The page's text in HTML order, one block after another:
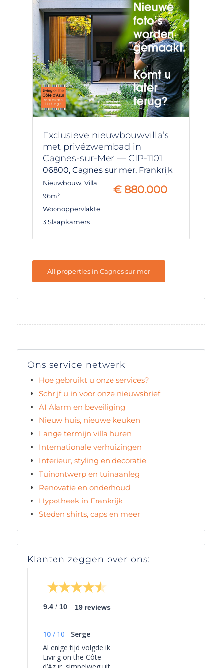
Exclusieve nieuwbouwvilla’s
met privézwembad in
Cagnes-sur-Mer — CIP-1101
06800, Cagnes sur mer, Frankrijk
Nieuwbouw, Villa
96m²
Woonoppervlakte
3 Slaapkamers
€ 880.000
All properties in Cagnes sur mer
Ons service netwerk
Hoe gebruikt u onze services?
Schrijf u in voor onze nieuwsbrief
AI Alarm en beveiliging
Nieuw huis, nieuwe keuken
Lange termijn villa huren
Internationale verhuizingen
Interieur, styling en decoratie
Tuinontwerp en tuinaanleg
Renovatie en onderhoud
Hypotheek in Frankrijk
Steden shirts, caps en meer
Klanten zeggen over ons:
9.4 / 10 19 reviews
10 / 10
Serge
Al enige tijd volgde ik
Living on the Côte